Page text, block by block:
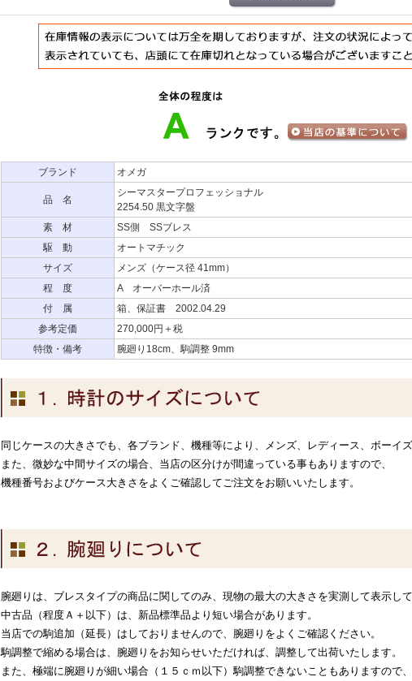
ブランド オメガ
品 名
シーマスタープロフェッショナル
2254.50 黒文字盤
素 材
SS側 SSブレス
駆 動
オートマチック
サイズ
メンズ（ケース径 41mm）
程 度
A オーバーホール済
付 属
箱、保証書 2002.04.29
参考定価
270,000円＋税
特徴・備考
腕廻り18cm、駒調整 9mm
同じケースの大きさでも、各ブランド、機種等により、メンズ、レディース、ボーイ
また、微妙な中間サイズの場合、当店の区分けが間違っている事もありますので、
機種番号およびケース大きさをよくご確認してご注文をお願いいたします。
腕廻りは、ブレスタイプの商品に関してのみ、現物の最大の大きさを実測して表示して
中古品（程度Ａ＋以下）は、新品標準品より短い場合があります。
当店での駒追加（延長）はしておりませんので、腕廻りをよくご確認ください。
駒調整で縮める場合は、腕廻りをお知らせいただければ、調整して出荷いたします。
また、極端に腕廻りが細い場合（１５ｃｍ以下）駒調整できないこともありますので、